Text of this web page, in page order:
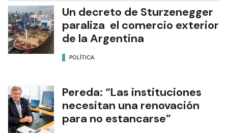
Un decreto de Sturzenegger
paraliza el comercio exterior
de la Argentina
POLÍTICA
Pereda: “Las instituciones
necesitan una renovación
para no estancarse”